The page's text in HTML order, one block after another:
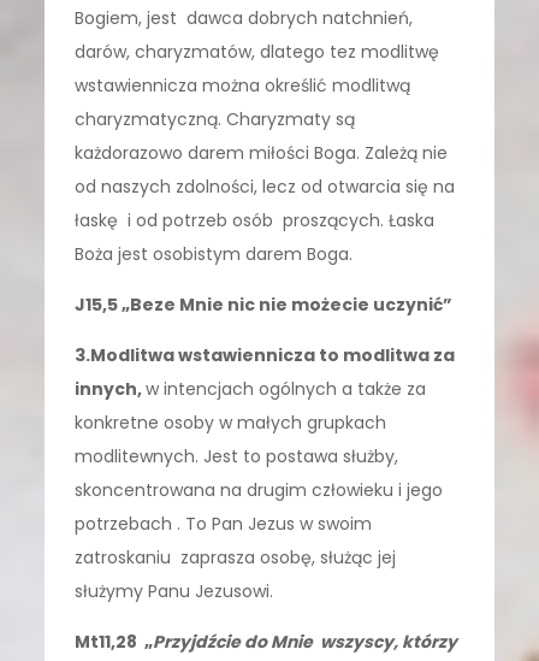
Bogiem, jest dawca dobrych natchnień,
darów, charyzmatów, dlatego tez modlitwę
wstawiennicza można określić modlitwą
charyzmatyczną. Charyzmaty są
każdorazowo darem miłości Boga. Zależą nie
od naszych zdolności, lecz od otwarcia się na
łaskę i od potrzeb osób proszących. Łaska
Boża jest osobistym darem Boga.
J15,5 „Beze Mnie nic nie możecie uczynić”
3.Modlitwa wstawiennicza to modlitwa za
innych,w intencjach ogólnych a także za
konkretne osoby w małych grupkach
modlitewnych. Jest to postawa służby,
skoncentrowana na drugim człowieku i jego
potrzebach . To Pan Jezus w swoim
zatroskaniu zaprasza osobę, służąc jej
służymy Panu Jezusowi.
Mt11,28 „Przyjdźcie do Mnie wszyscy, którzy